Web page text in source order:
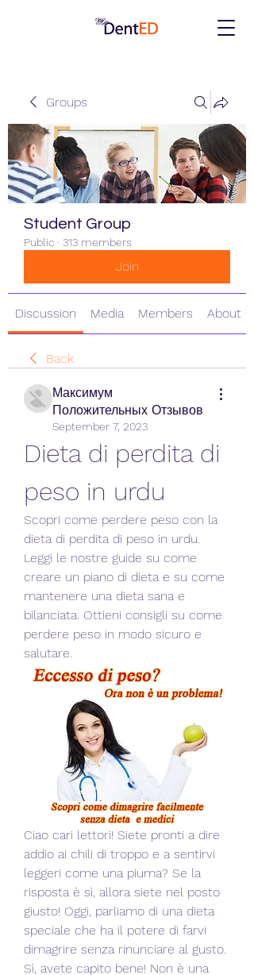
Groups
Student Group
Public · 313 members
Join
Discussion Media Members About
Back
Максимум
Положительных Отзывов
September 7, 2023
Dieta di perdita di
peso in urdu
Scopri come perdere peso con la
dieta di perdita di peso in urdu.
Leggi le nostre guide su come
creare un piano di dieta e su come
mantenere una dieta sana e
bilanciata. Ottieni consigli su come
perdere peso in modo sicuro e
salutare.
Ciao cari lettori! Siete pronti a dire
addio ai chili di troppo e a sentirvi
leggeri come una piuma? Se la
risposta è sì, allora siete nel posto
giusto! Oggi, parliamo di una dieta
speciale che ha il potere di farvi
dimagrire senza rinunciare al gusto.
Sì, avete capito bene! Non è una